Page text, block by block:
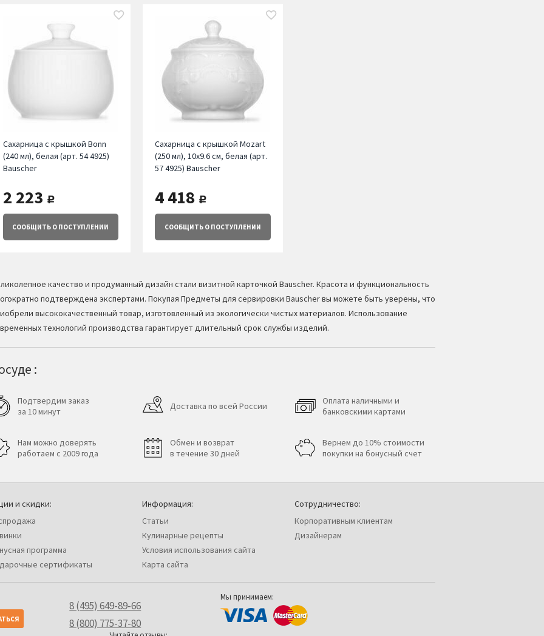
Сахарница с крышкой Bonn
(240 мл), белая (арт. 54 4925)
Bauscher
2 223 руб.
СООБЩИТЬ О ПОСТУПЛЕНИИ
Сахарница с крышкой Mozart
(250 мл), 10х9.6 см, белая (арт.
57 4925) Bauscher
4 418 руб.
СООБЩИТЬО ПОСТУПЛЕНИИ
качество и продуманный дизайн стали визитной карточкой Bauscher. Красота и функциональность
подтверждена экспертами. Покупая Предметы для сервировки Bauscher вы можете быть уверены, что
высококачественный товар, изготовленный из экологически чистых материалов. Использование
технологий производства гарантирует длительный срок службы изделий.
:
Подтвердим заказ
за 10 минут
Нам можно доверять
работаем с 2009 года
Доставка по всей России
Обмен и возврат
в течение 30 дней
Оплата наличными и
банковскими картами
Вернем до 10% стоимости
покупки на бонусный счет
и скидки:
программа
сертификаты
Информация:
Статьи
Кулинарные рецепты
Условия использования сайта
Карта сайта
Сотрудничество:
Корпоративным клиентам
Дизайнерам
8 (495) 649-89-66
8 (800) 775-37-80
Мы принимаем: